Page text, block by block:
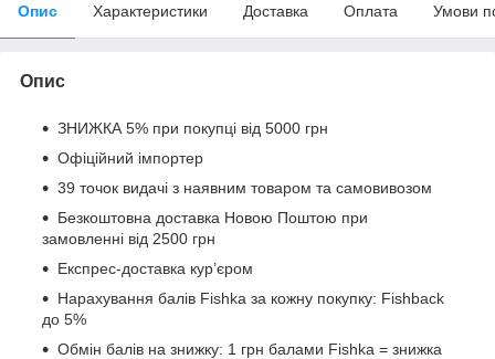
Опис Характеристики Доставка Оплата Умови
Опис
ЗНИЖКА 5% при покупці від 5000 грн
Офіційний імпортер
39 точок видачі з наявним товаром та самовивозом
Безкоштовна доставка Новою Поштою при
замовленні від 2500 грн
Експрес-доставка кур’єром
Нарахування балів Fishka за кожну покупку: Fishback
до 5%
Обмін балів на знижку: 1 грн балами Fishka = знижка